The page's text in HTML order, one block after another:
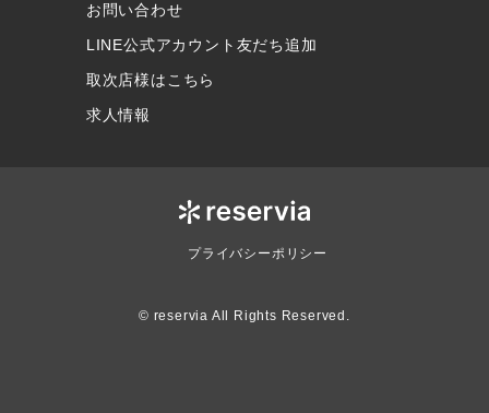
お問い合わせ
LINE公式アカウント友だち追加
取次店様はこちら
求人情報
プライバシーポリシー
© reservia All Rights Reserved.